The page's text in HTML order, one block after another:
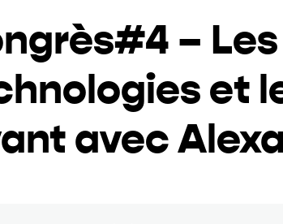
–
et
avec